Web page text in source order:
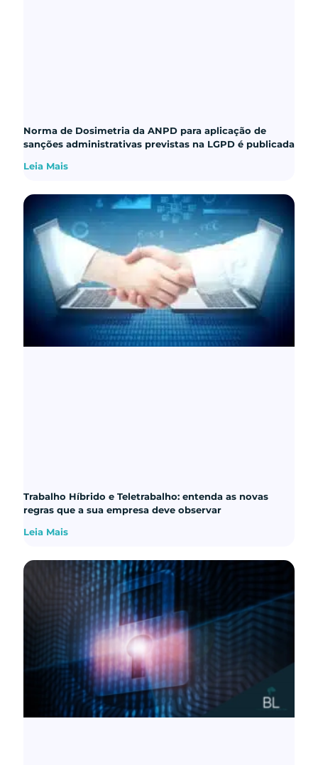
Norma de Dosimetria da ANPD para aplicação de
sanções administrativas previstas na LGPD é publicada
Leia Mais
Trabalho Híbrido e Teletrabalho: entenda as novas
regras que a sua empresa deve observar
Leia Mais